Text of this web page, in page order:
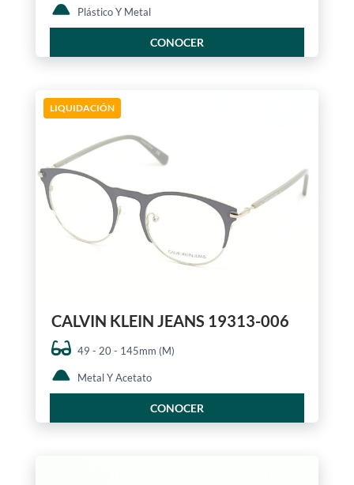
Plástico Y Metal
CONOCER
LIQUIDACIÓN
CALVIN KLEIN JEANS 19313-006
49 - 20 - 145mm (M)
Metal Y Acetato
CONOCER